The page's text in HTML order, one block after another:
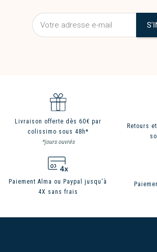
Livraison offerte dès 60€ par
colissimo sous 48h*
*jours ouvrés
Retours
Paiement Alma ou Paypal jusqu'à
4X sans frais